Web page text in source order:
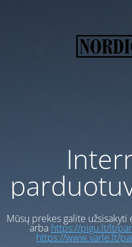
Mūsų prekes galite užsisakyti
arba https://pigu.lt/lt/
https://www.varle.lt/